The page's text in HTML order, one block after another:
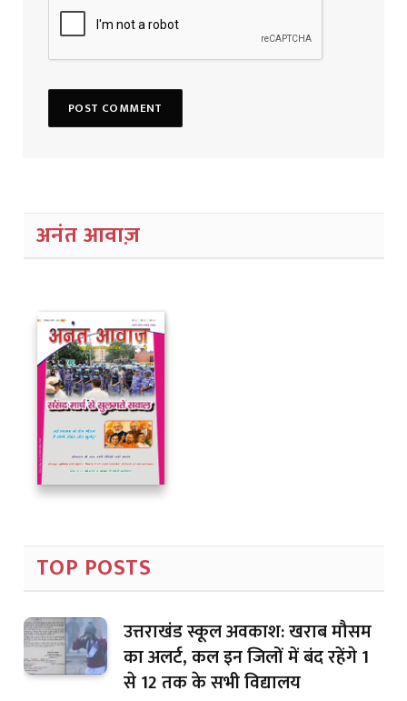
अनंत आवाज़
TOP POSTS
उत्तराखंड स्कूल अवकाश: खराब मौसम
का अलर्ट, कल इन जिलों में बंद रहेंगे 1
से 12 तक के सभी विद्यालय